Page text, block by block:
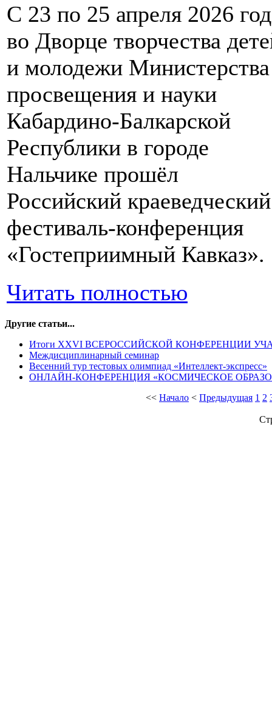
С 23 по 25 апреля 2026
во Дворце творчества
и молодежи Министерства
просвещения и науки
Кабардино-Балкарской
Республики в городе
Нальчике прошёл
Российский краеведческий
фестиваль-конференция
«Гостеприимный Кавказ».
Читать полностью
Другие статьи...
Итоги XXVI ВСЕРОССИЙСКОЙ КОНФЕРЕНЦИИ
Междисциплинарный семинар
Весенний тур тестовых олимпиад «Интеллект-экспресс»
ОНЛАЙН-КОНФЕРЕНЦИЯ «КОСМИЧЕСКОЕ
<< Начало < Предыдущая 1 2